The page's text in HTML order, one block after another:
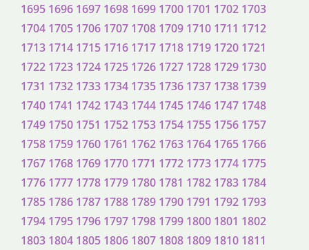
1695 1696 1697 1698 1699 1700 1701 1702 1703
1704 1705 1706 1707 1708 1709 1710 1711 1712
1713 1714 1715 1716 1717 1718 1719 1720 1721
1722 1723 1724 1725 1726 1727 1728 1729 1730
1731 1732 1733 1734 1735 1736 1737 1738 1739
1740 1741 1742 1743 1744 1745 1746 1747 1748
1749 1750 1751 1752 1753 1754 1755 1756 1757
1758 1759 1760 1761 1762 1763 1764 1765 1766
1767 1768 1769 1770 1771 1772 1773 1774 1775
1776 1777 1778 1779 1780 1781 1782 1783 1784
1785 1786 1787 1788 1789 1790 1791 1792 1793
1794 1795 1796 1797 1798 1799 1800 1801 1802
1803 1804 1805 1806 1807 1808 1809 1810 1811